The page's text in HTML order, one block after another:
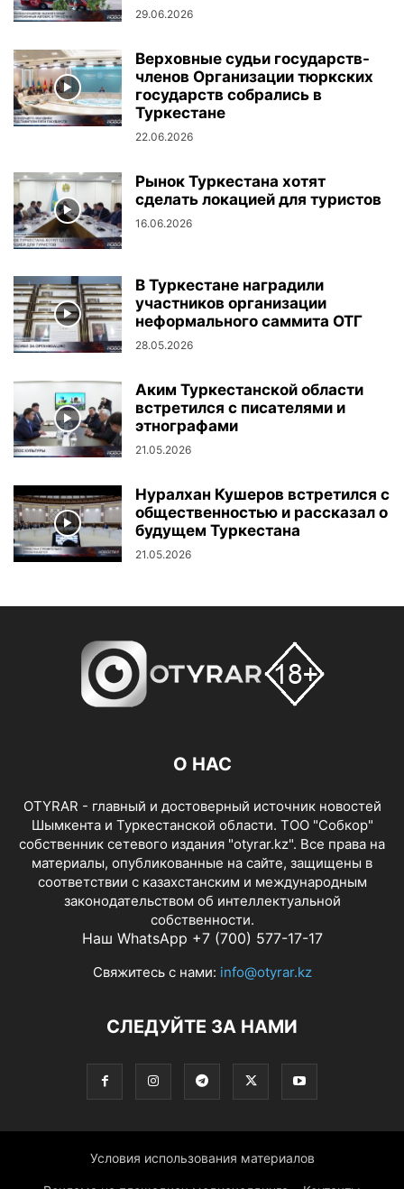
29.06.2026
Верховные судьи государств-
членов Организации тюркских
государств собрались в
Туркестане
22.06.2026
Рынок Туркестана хотят
сделать локацией для туристов
16.06.2026
В Туркестане наградили
участников организации
неформального саммита ОТГ
28.05.2026
Аким Туркестанской области
встретился с писателями и
этнографами
21.05.2026
Нуралхан Кушеров встретился с
общественностью и рассказал о
будущем Туркестана
21.05.2026
О НАС
OTYRAR - главный и достоверный источник новостей
Шымкента и Туркестанской области. ТОО "Собкор"
собственник сетевого издания "otyrar.kz". Все права на
материалы, опубликованные на сайте, защищены в
соответствии с казахстанским и международным
законодательством об интеллектуальной
собственности.
Наш WhatsApp +7 (700) 577-17-17
Свяжитесь с нами: info@otyrar.kz
СЛЕДУЙТЕ ЗА НАМИ
Условия использования материалов